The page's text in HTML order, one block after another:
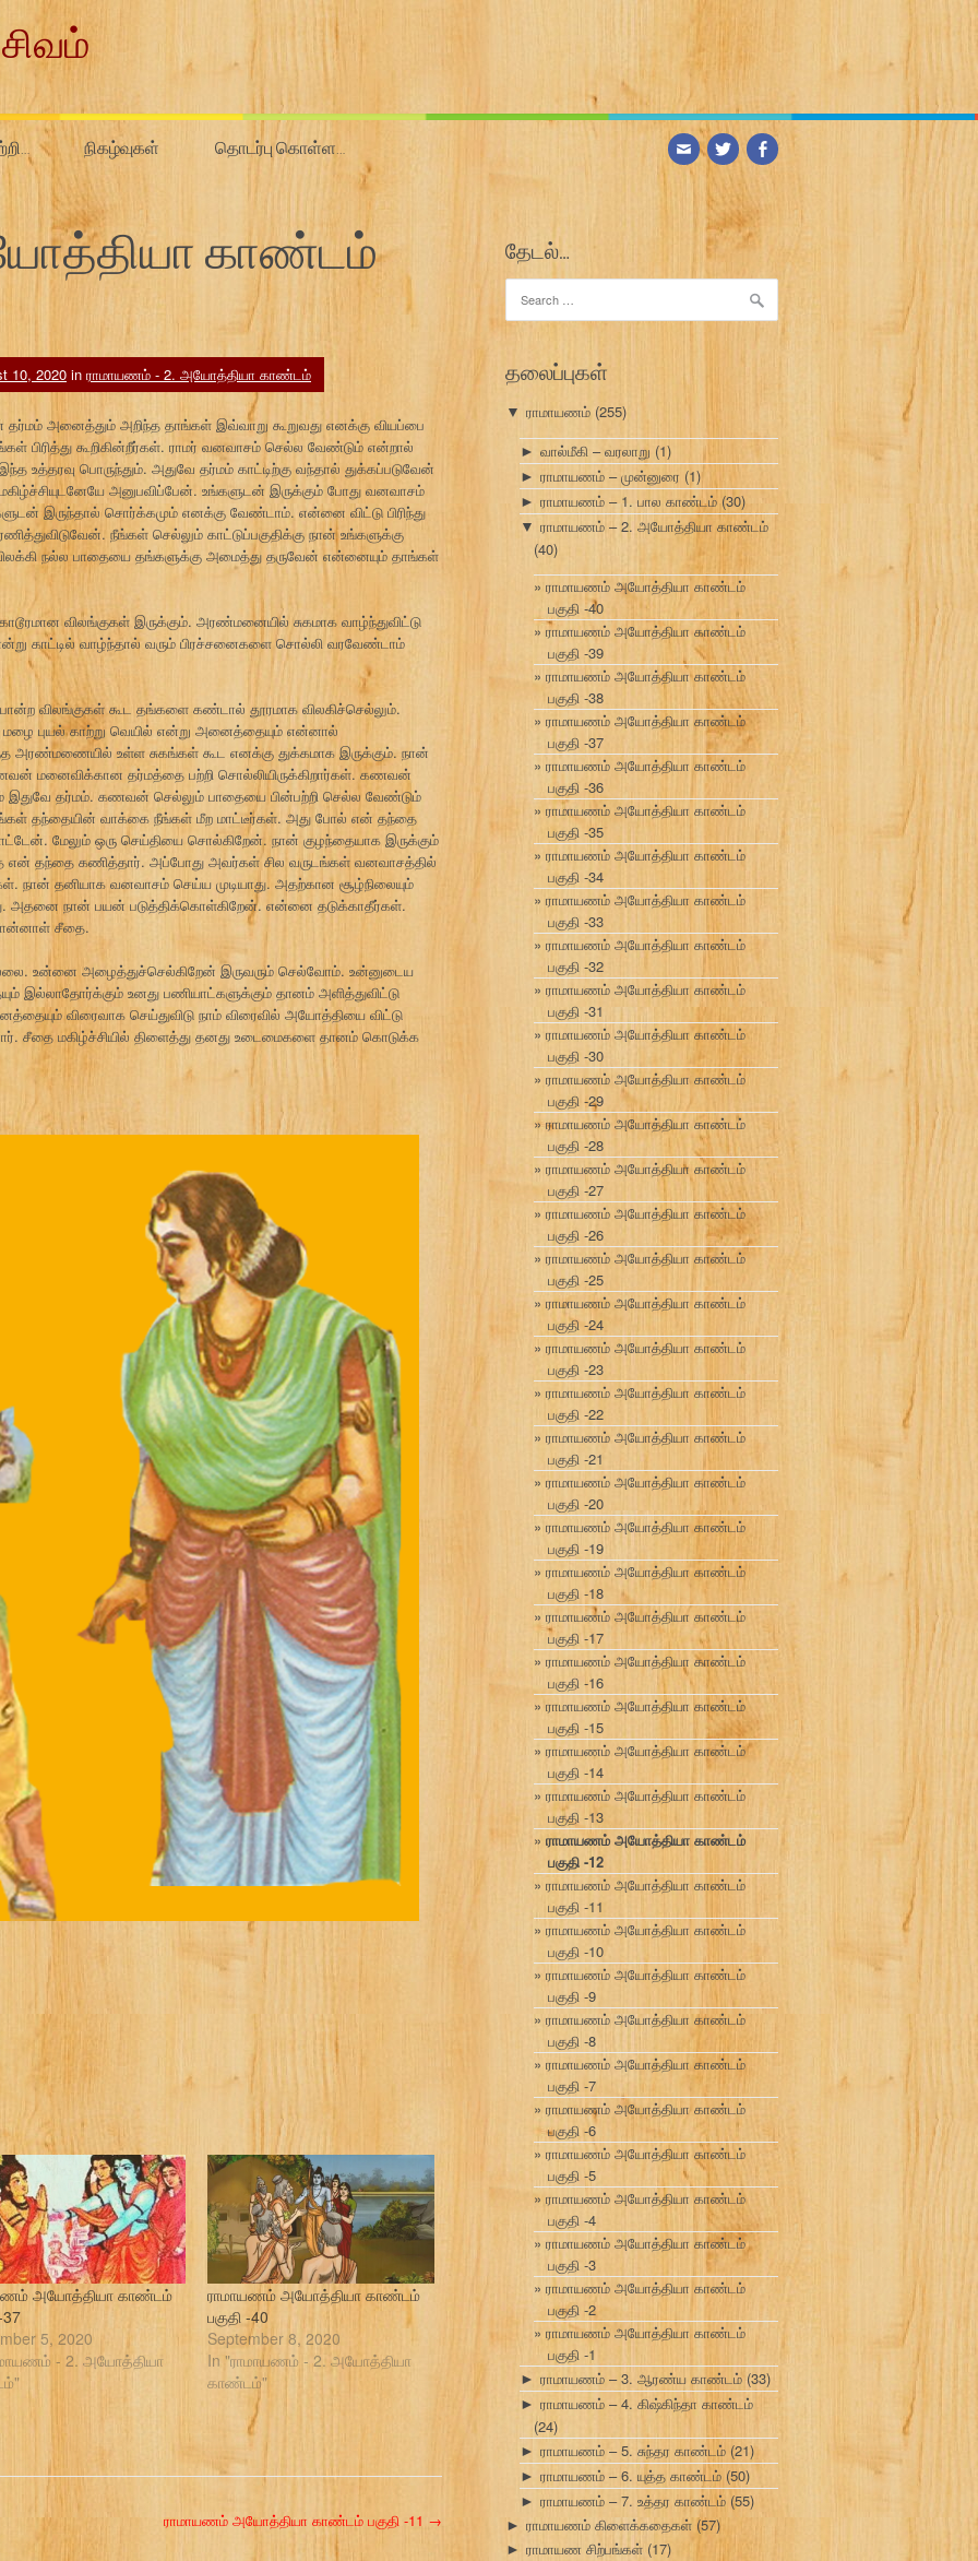
நிகழ்வுகள் தொடர்பு கொள்ள…
காண்டம்
10, 2020 in ராமாயணம் - 2. அயோத்தியா காண்டம்
அனைத்தும் அறிந்த தாங்கள் இவ்வாறு கூறுவது எனக்கு வியப்பை
பிரித்து கூறிகின்றீர்கள். ராமர் வனவாசம் செல்ல வேண்டும் என்றால்
உத்தரவு பொருந்தும். அதுவே தர்மம் காட்டிற்கு வந்தால் துக்கப்படுவேன்
அனுபவிப்பேன். உங்களுடன் இருக்கும் போது வனவாசம்
இருந்தால் சொர்க்கமும் எனக்கு வேண்டாம். என்னை விட்டு பிரிந்து
நீங்கள் செல்லும் காட்டுப்பகுதிக்கு நான் உங்களுக்கு
நல்ல பாதையை தங்களுக்கு அமைத்து தருவேன் என்னையும் தாங்கள்
விலங்குகள் இருக்கும். அரண்மனையில் சுகமாக வாழ்ந்துவிட்டு
காட்டில் வாழ்ந்தால் வரும் பிரச்சனைகளை சொல்லி வரவேண்டாம்
விலங்குகள் கூட தங்களை கண்டால் தூரமாக விலகிச்செல்லும்.
புயல் காற்று வெயில் என்று அனைத்தையும் என்னால்
அரண்மணையில் உள்ள சுகங்கள் கூட எனக்கு துக்கமாக இருக்கும். நான்
மனைவிக்கான தர்மத்தை பற்றி சொல்லியிருக்கிறார்கள். கணவன்
இதுவே தர்மம். கணவன் செல்லும் பாதையை பின்பற்றி செல்ல வேண்டும்
தந்தையின் வாக்கை நீங்கள் மீற மாட்டீர்கள். அது போல் என் தந்தை
மேலும் ஒரு செய்தியை சொல்கிறேன். நான் குழந்தையாக இருக்கும்
தந்தை கணித்தார். அப்போது அவர்கள் சில வருடங்கள் வனவாசத்தில்
நான் தனியாக வனவாசம் செய்ய முடியாது. அதற்கான சூழ்நிலையும்
அதனை நான் பயன் படுத்திக்கொள்கிறேன். என்னை தடுக்காதீர்கள்.
சீதை.
உன்னை அழைத்துச்செல்கிறேன் இருவரும் செல்வோம். உன்னுடைய
இல்லாதோர்க்கும் உனது பணியாட்களுக்கும் தானம் அளித்துவிட்டு
விரைவாக செய்துவிடு நாம் விரைவில் அயோத்தியை விட்டு
சீதை மகிழ்ச்சியில் திளைத்து தனது உடைமைகளை தானம் கொடுக்க
அயோத்தியா காண்டம்
37
5, 2020
- 2. அயோத்தியா
ராமாயணம் அயோத்தியா காண்டம்
பகுதி -40
September 8, 2020
In "ராமாயணம் - 2. அயோத்தியா
காண்டம்"
ராமாயணம் அயோத்தியா காண்டம் பகுதி -11 →
தேடல்…
for:
தலைப்புகள்
▼ ராமாயணம் (255)
► வால்மீகி – வரலாறு (1)
► ராமாயணம் – முன்னுரை (1)
► ராமாயணம் – 1. பால காண்டம் (30)
▼ ராமாயணம் – 2. அயோத்தியா காண்டம்
(40)
ராமாயணம் அயோத்தியா காண்டம்
பகுதி -40
ராமாயணம் அயோத்தியா காண்டம்
பகுதி -39
ராமாயணம் அயோத்தியா காண்டம்
பகுதி -38
ராமாயணம் அயோத்தியா காண்டம்
பகுதி -37
ராமாயணம் அயோத்தியா காண்டம்
பகுதி -36
ராமாயணம் அயோத்தியா காண்டம்
பகுதி -35
ராமாயணம் அயோத்தியா காண்டம்
பகுதி -34
ராமாயணம் அயோத்தியா காண்டம்
பகுதி -33
ராமாயணம் அயோத்தியா காண்டம்
பகுதி -32
ராமாயணம் அயோத்தியா காண்டம்
பகுதி -31
ராமாயணம் அயோத்தியா காண்டம்
பகுதி -30
ராமாயணம் அயோத்தியா காண்டம்
பகுதி -29
ராமாயணம் அயோத்தியா காண்டம்
பகுதி -28
ராமாயணம் அயோத்தியா காண்டம்
பகுதி -27
ராமாயணம் அயோத்தியா காண்டம்
பகுதி -26
ராமாயணம் அயோத்தியா காண்டம்
பகுதி -25
ராமாயணம் அயோத்தியா காண்டம்
பகுதி -24
ராமாயணம் அயோத்தியா காண்டம்
பகுதி -23
ராமாயணம் அயோத்தியா காண்டம்
பகுதி -22
ராமாயணம் அயோத்தியா காண்டம்
பகுதி -21
ராமாயணம் அயோத்தியா காண்டம்
பகுதி -20
ராமாயணம் அயோத்தியா காண்டம்
பகுதி -19
ராமாயணம் அயோத்தியா காண்டம்
பகுதி -18
ராமாயணம் அயோத்தியா காண்டம்
பகுதி -17
ராமாயணம் அயோத்தியா காண்டம்
பகுதி -16
ராமாயணம் அயோத்தியா காண்டம்
பகுதி -15
ராமாயணம் அயோத்தியா காண்டம்
பகுதி -14
ராமாயணம் அயோத்தியா காண்டம்
பகுதி -13
ராமாயணம் அயோத்தியா காண்டம்
பகுதி -12
ராமாயணம் அயோத்தியா காண்டம்
பகுதி -11
ராமாயணம் அயோத்தியா காண்டம்
பகுதி -10
ராமாயணம் அயோத்தியா காண்டம்
பகுதி -9
ராமாயணம் அயோத்தியா காண்டம்
பகுதி -8
ராமாயணம் அயோத்தியா காண்டம்
பகுதி -7
ராமாயணம் அயோத்தியா காண்டம்
பகுதி -6
ராமாயணம் அயோத்தியா காண்டம்
பகுதி -5
ராமாயணம் அயோத்தியா காண்டம்
பகுதி -4
ராமாயணம் அயோத்தியா காண்டம்
பகுதி -3
ராமாயணம் அயோத்தியா காண்டம்
பகுதி -2
ராமாயணம் அயோத்தியா காண்டம்
பகுதி -1
► ராமாயணம் – 3. ஆரண்ய காண்டம் (33)
► ராமாயணம் – 4. கிஷ்கிந்தா காண்டம்
(24)
► ராமாயணம் – 5. சுந்தர காண்டம் (21)
► ராமாயணம் – 6. யுத்த காண்டம் (50)
► ராமாயணம் – 7. உத்தர காண்டம் (55)
► ராமாயணம் கிளைக்கதைகள் (57)
► ராமாயண சிற்பங்கள் (17)